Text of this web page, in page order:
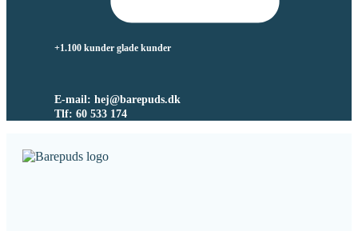
+1.100 kunder glade kunder
E-mail: hej@barepuds.dk
Tlf: 60 533 174